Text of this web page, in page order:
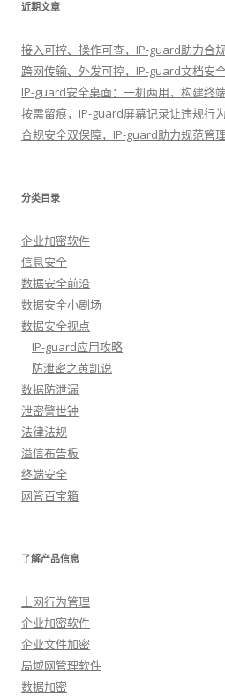
近期文章
接入可控、操作可查，IP-guard助力合
跨网传输、外发可控，IP-guard文档安
IP-guard安全桌面：一机两用，构建终
按需留痕，IP-guard屏幕记录让违规行
合规安全双保障，IP-guard助力规范管
分类目录
企业加密软件
信息安全
数据安全前沿
数据安全小剧场
数据安全视点
IP-guard应用攻略
防泄密之黄凯说
数据防泄漏
泄密警世钟
法律法规
溢信布告板
终端安全
网管百宝箱
了解产品信息
上网行为管理
企业加密软件
企业文件加密
局域网管理软件
数据加密